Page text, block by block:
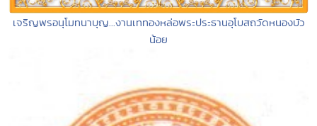
เจริญพรอนุโมทนาบุญ...งานเททองหล่อพระประธานอุโบสถวัดหนองบัว
น้อย